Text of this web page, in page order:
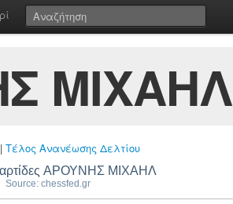
ΜΙΧΑΗΛ
| Τέλος Ανανέωσης Δελτίου
ΑΡΟΥΝΗΣ ΜΙΧΑΗΛ
Source: chessfed.gr